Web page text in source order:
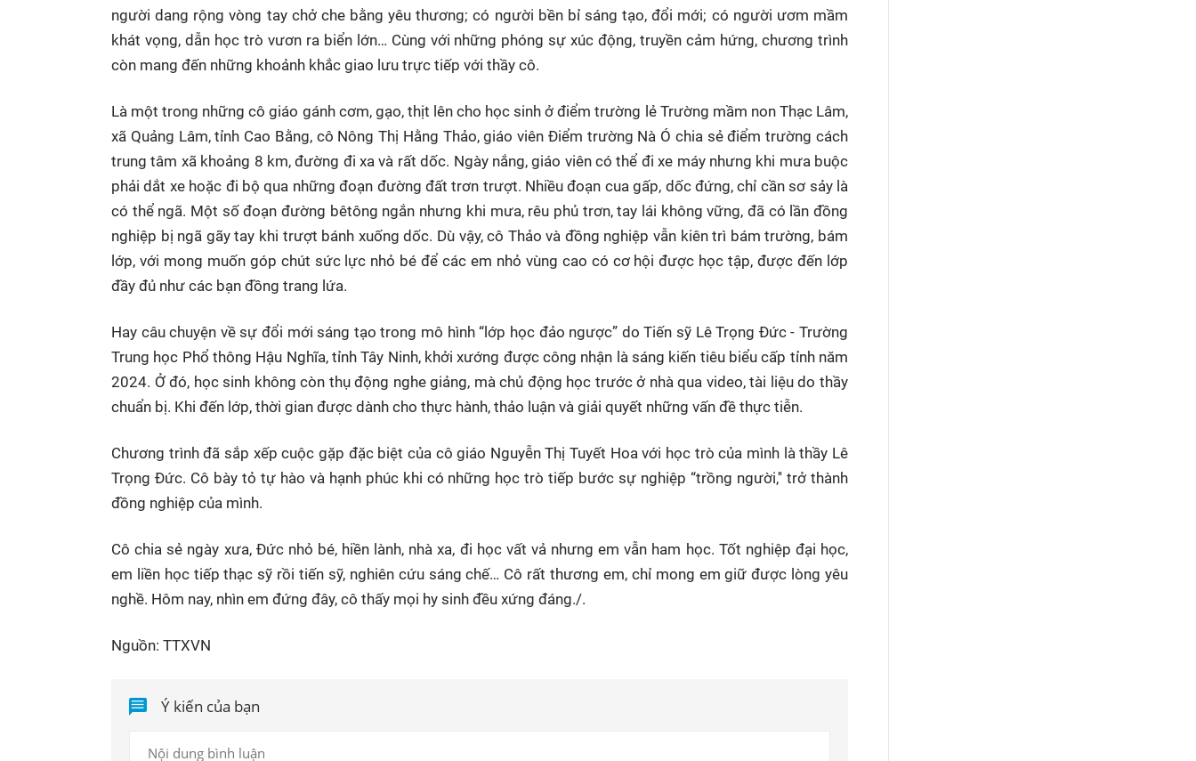
người dang rộng vòng tay chở che bằng yêu thương; có người bền bỉ sáng tạo, đổi mới; có người ươm mầm
khát vọng, dẫn học trò vươn ra biển lớn… Cùng với những phóng sự xúc động, truyền cảm hứng, chương trình
còn mang đến những khoảnh khắc giao lưu trực tiếp với thầy cô.
Là một trong những cô giáo gánh cơm, gạo, thịt lên cho học sinh ở điểm trường lẻ Trường mầm non Thạc Lâm,
xã Quảng Lâm, tỉnh Cao Bằng, cô Nông Thị Hằng Thảo, giáo viên Điểm trường Nà Ó chia sẻ điểm trường cách
trung tâm xã khoảng 8 km, đường đi xa và rất dốc. Ngày nắng, giáo viên có thể đi xe máy nhưng khi mưa buộc
phải dắt xe hoặc đi bộ qua những đoạn đường đất trơn trượt. Nhiều đoạn cua gấp, dốc đứng, chỉ cần sơ sảy là
có thể ngã. Một số đoạn đường bêtông ngắn nhưng khi mưa, rêu phủ trơn, tay lái không vững, đã có lần đồng
nghiệp bị ngã gãy tay khi trượt bánh xuống dốc. Dù vậy, cô Thảo và đồng nghiệp vẫn kiên trì bám trường, bám
lớp, với mong muốn góp chút sức lực nhỏ bé để các em nhỏ vùng cao có cơ hội được học tập, được đến lớp
đầy đủ như các bạn đồng trang lứa.
Hay câu chuyện về sự đổi mới sáng tạo trong mô hình “lớp học đảo ngược” do Tiến sỹ Lê Trọng Đức - Trường
Trung học Phổ thông Hậu Nghĩa, tỉnh Tây Ninh, khởi xướng được công nhận là sáng kiến tiêu biểu cấp tỉnh năm
2024. Ở đó, học sinh không còn thụ động nghe giảng, mà chủ động học trước ở nhà qua video, tài liệu do thầy
chuẩn bị. Khi đến lớp, thời gian được dành cho thực hành, thảo luận và giải quyết những vấn đề thực tiễn.
Chương trình đã sắp xếp cuộc gặp đặc biệt của cô giáo Nguyễn Thị Tuyết Hoa với học trò của mình là thầy Lê
Trọng Đức. Cô bày tỏ tự hào và hạnh phúc khi có những học trò tiếp bước sự nghiệp “trồng người,'' trở thành
đồng nghiệp của mình.
Cô chia sẻ ngày xưa, Đức nhỏ bé, hiền lành, nhà xa, đi học vất vả nhưng em vẫn ham học. Tốt nghiệp đại học,
em liền học tiếp thạc sỹ rồi tiến sỹ, nghiên cứu sáng chế… Cô rất thương em, chỉ mong em giữ được lòng yêu
nghề. Hôm nay, nhìn em đứng đây, cô thấy mọi hy sinh đều xứng đáng./.
Nguồn: TTXVN
Ý kiến của bạn